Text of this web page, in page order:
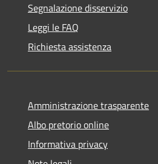
Segnalazione disservizio
Leggi le FAQ
Richiesta assistenza
Amministrazione trasparente
Albo pretorio online
Informativa privacy